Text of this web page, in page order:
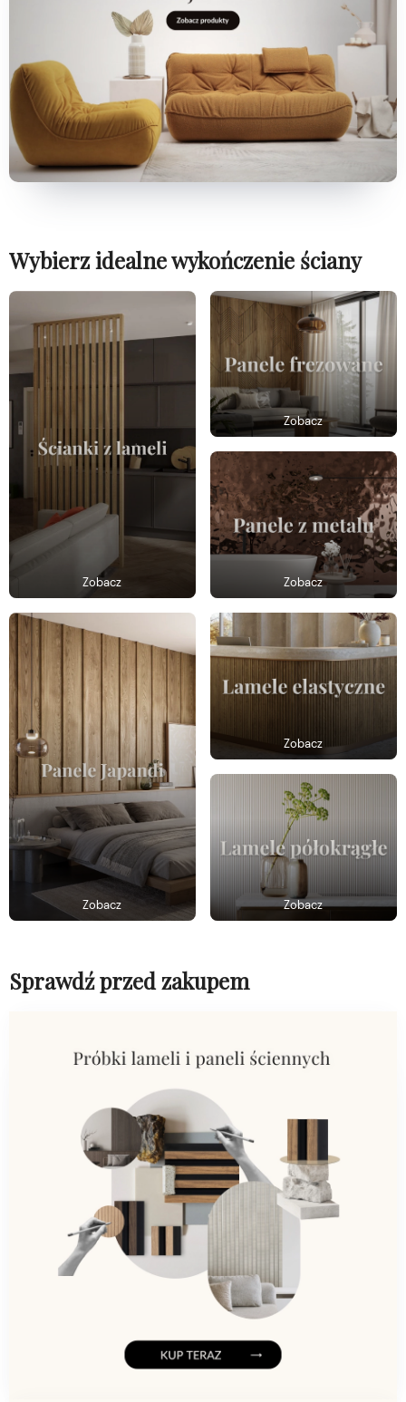
Wybierz idealne wykończenie ściany
Zobacz
Zobacz
Zobacz
Zobacz
Zobacz
Zobacz
Sprawdź przed zakupem